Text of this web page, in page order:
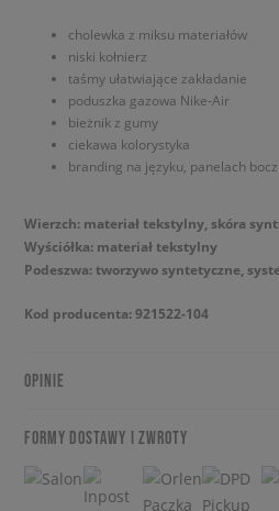
cholewka z miksu materiałów
niski kołnierz
taśmy ułatwiające zakładanie
poduszka gazowa Nike-Air
bieżnik z gumy
ciekawa kolorystyka
branding na języku, panelach
Wierzch: materiał tekstylny, skóra
Wyściółka: materiał tekstylny
Podeszwa: tworzywo syntetyczne,
Kod producenta: 921522-104
OPINIE
FORMY DOSTAWY I ZWROTY